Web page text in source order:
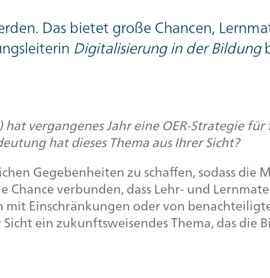
Das bietet große Chancen,
Digitalisierung in der Bildung
vergangenes Jahr eine OER-Strategie
hat dieses Thema aus Ihrer Sicht?
Gegebenheiten zu schaffen, sodass
verbunden, dass Lehr- und
Einschränkungen oder von
ein zukunftsweisendes Thema, das die